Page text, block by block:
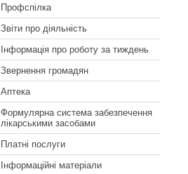
Профспілка
Звіти про діяльність
Інформація про роботу за тиждень
Звернення громадян
Аптека
Формулярна система забезпечення
лікарськими засобами
Платні послуги
Інформаційні матеріали